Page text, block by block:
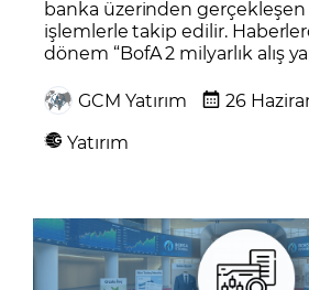
banka üzerinden
işlemlerle takip edilir.
dönem “BofA 2 milyarlık alış
GCM Yatırım
26
Yatırım